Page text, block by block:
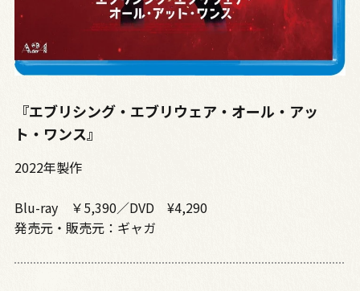
『エブリシング・エブリウェア・オール・アッ
ト・ワンス』
2022年製作
Blu-ray ￥5,390／DVD ¥4,290
発売元・販売元：ギャガ